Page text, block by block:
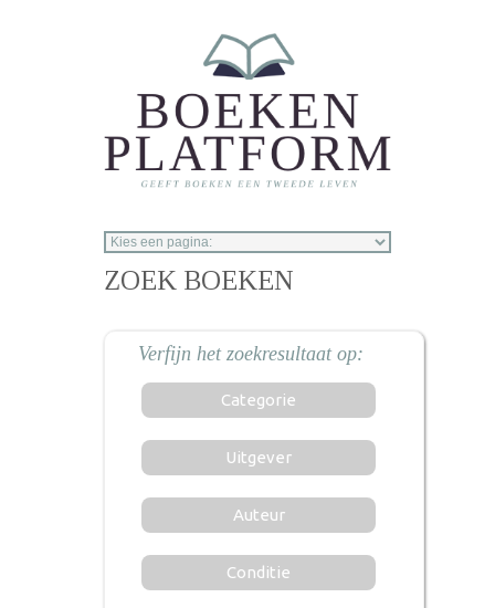
ZOEK BOEKEN
Categorie
Uitgever
Auteur
Conditie